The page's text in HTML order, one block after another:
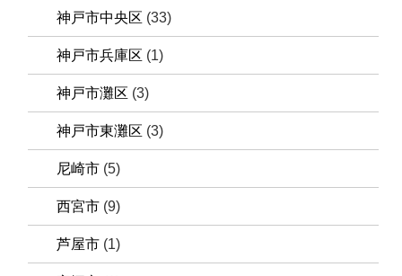
神戸市中央区 (33)
神戸市兵庫区 (1)
神戸市灘区 (3)
神戸市東灘区 (3)
尼崎市 (5)
西宮市 (9)
芦屋市 (1)